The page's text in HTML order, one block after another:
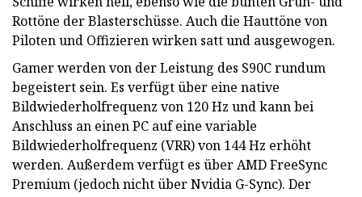
Rottöne der Blasterschüsse. Auch die Hauttöne von
Piloten und Offizieren wirken satt und ausgewogen.
Gamer werden von der Leistung des S90C rundum
begeistert sein. Es verfügt über eine native
Bildwiederholfrequenz von 120 Hz und kann bei
Anschluss an einen PC auf eine variable
Bildwiederholfrequenz (VRR) von 144 Hz erhöht
werden. Außerdem verfügt es über AMD FreeSync
Premium (jedoch nicht über Nvidia G-Sync). Der